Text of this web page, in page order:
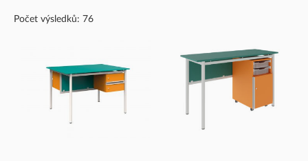
Počet výsledků: 76